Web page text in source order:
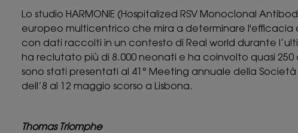
Lo studio HARMONIE (Hospitalized RSV Monoclonal
europeo multicentrico che mira a determinare l'efficacia
con dati raccolti in un contesto di Real world durante
ha reclutato più di 8.000 neonati e ha coinvolto quasi 250
sono stati presentati al 41° Meeting annuale della
dell’8 al 12 maggio scorso a Lisbona.
Thomas Triomphe